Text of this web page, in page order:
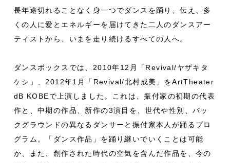
長年途切れることなく身一つでダンスを踊り、伝え、多
くの人に愛とエネルギーを届けてきた二人のダンスアー
ティストから、いまを走り続けるすべての人へ。
ダンスボックスでは、2010年12月「Revival/ヤザキタ
ケシ」、2012年1月「Revival/北村成美」をArtTheater
dB KOBEで上演しました。これは、振付家の初期の代表
作と、中期の作品、新作の3演目を、世代や性別、バッ
クグラウンドの異なるダンサーと振付家本人が踊るプロ
グラム。「ダンス作品」を踊り継いでいくことは可能
か、また、創作された時代の空気を含んだ作品を、今の